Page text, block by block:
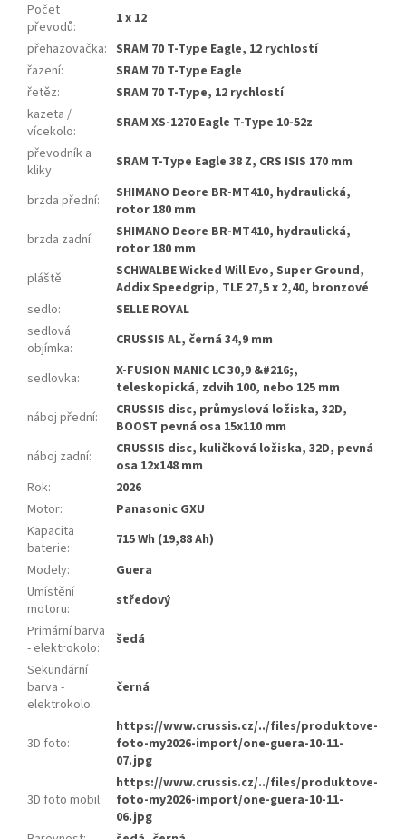
Počet
převodů:
1 x 12
přehazovačka: SRAM 70 T-Type Eagle, 12 rychlostí
řazení:
SRAM 70 T-Type Eagle
řetěz:
SRAM 70 T-Type, 12 rychlostí
kazeta /
vícekolo:
SRAM XS-1270 Eagle T-Type 10-52z
převodník a
kliky: SRAM T-Type Eagle 38 Z, CRS ISIS 170 mm
brzda přední:
SHIMANO Deore BR-MT410, hydraulická,
rotor 180 mm
brzda zadní:
SHIMANO Deore BR-MT410, hydraulická,
rotor 180 mm
pláště:
SCHWALBE Wicked Will Evo, Super Ground,
Addix Speedgrip, TLE 27,5 x 2,40, bronzové
sedlo:
SELLE ROYAL
sedlová
objímka: CRUSSIS AL, černá 34,9 mm
sedlovka:
X-FUSION MANIC LC 30,9 &#216;,
teleskopická, zdvih 100, nebo 125 mm
náboj přední:
CRUSSIS disc, průmyslová ložiska, 32D,
BOOST pevná osa 15x110 mm
náboj zadní:
CRUSSIS disc, kuličková ložiska, 32D, pevná
osa 12x148 mm
Rok:
2026
Motor:
Panasonic GXU
Kapacita
baterie:
715 Wh (19,88 Ah)
Modely:
Guera
Umístění
motoru:
středový
Primární barva
- elektrokolo:
šedá
Sekundární
barva -
elektrokolo:
černá
3D foto:
https://www.crussis.cz/../files/produktove-
foto-my2026-import/one-guera-10-11-
07.jpg
3D foto mobil:
https://www.crussis.cz/../files/produktove-
foto-my2026-import/one-guera-10-11-
06.jpg